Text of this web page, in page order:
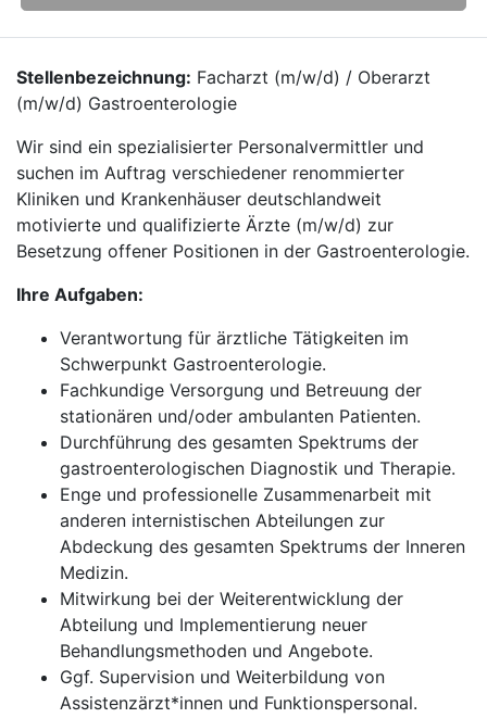
Stellenbezeichnung: Facharzt (m/w/d) / Oberarzt
(m/w/d) Gastroenterologie
Wir sind ein spezialisierter Personalvermittler und
suchen im Auftrag verschiedener renommierter
Kliniken und Krankenhäuser deutschlandweit
motivierte und qualifizierte Ärzte (m/w/d) zur
Besetzung offener Positionen in der Gastroenterologie.
Ihre Aufgaben:
Verantwortung für ärztliche Tätigkeiten im
Schwerpunkt Gastroenterologie.
Fachkundige Versorgung und Betreuung der
stationären und/oder ambulanten Patienten.
Durchführung des gesamten Spektrums der
gastroenterologischen Diagnostik und Therapie.
Enge und professionelle Zusammenarbeit mit
anderen internistischen Abteilungen zur
Abdeckung des gesamten Spektrums der Inneren
Medizin.
Mitwirkung bei der Weiterentwicklung der
Abteilung und Implementierung neuer
Behandlungsmethoden und Angebote.
Ggf. Supervision und Weiterbildung von
Assistenzärzt*innen und Funktionspersonal.